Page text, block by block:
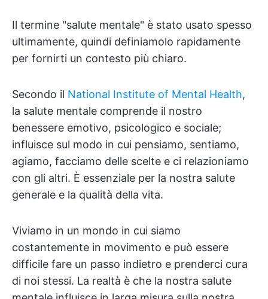
Il termine "salute mentale" è stato usato spesso
ultimamente, quindi definiamolo rapidamente
per fornirti un contesto più chiaro.
Secondo il National Institute of Mental Health,
la salute mentale comprende il nostro
benessere emotivo, psicologico e sociale;
influisce sul modo in cui pensiamo, sentiamo,
agiamo, facciamo delle scelte e ci relazioniamo
con gli altri. È essenziale per la nostra salute
generale e la qualità della vita.
Viviamo in un mondo in cui siamo
costantemente in movimento e può essere
difficile fare un passo indietro e prenderci cura
di noi stessi. La realtà è che la nostra salute